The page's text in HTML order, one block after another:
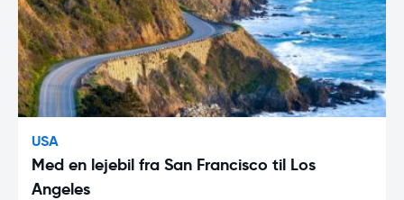
USA
Med en lejebil fra San Francisco til Los
Angeles